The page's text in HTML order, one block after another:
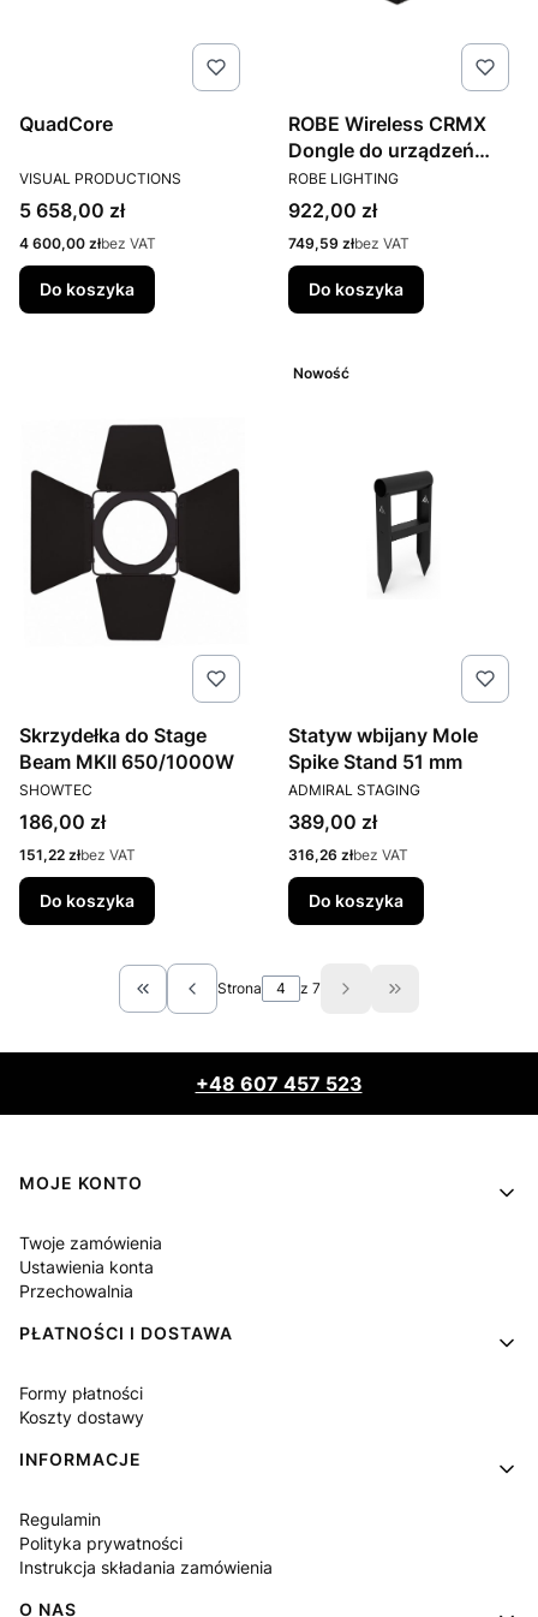
QuadCore
PRODUCENT
VISUAL PRODUCTIONS
Cena
5 658,00 zł
Cena
4 600,00 złbez VAT
Do koszyka
ROBE Wireless CRMX
Dongle do urządzeń
COMPACT
PRODUCENT
ROBE LIGHTING
Cena
922,00 zł
Cena
749,59 złbez VAT
Do koszyka
Skrzydełka do Stage
Beam MKII 650/1000W
PRODUCENT
SHOWTEC
Cena
186,00 zł
Cena
151,22 złbez VAT
Do koszyka
Nowość
Statyw wbijany Mole
Spike Stand 51 mm
PRODUCENT
ADMIRAL STAGING
Cena
389,00 zł
Cena
316,26 złbez VAT
Do koszyka
Wróć do pierwszej strony z produktami
Strona z 7 Przejdź do
+48 607 457 523
Linki w stopce
MOJE KONTO
Twoje zamówienia
Ustawienia konta
Przechowalnia
PŁATNOŚCI I DOSTAWA
Formy płatności
Koszty dostawy
INFORMACJE
Regulamin
Polityka prywatności
Instrukcja składania zamówienia
O NAS